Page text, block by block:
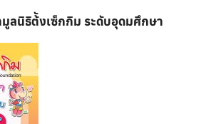
ลนิธิต้ังเซ็กกิม ระดับอุดมศึกษา